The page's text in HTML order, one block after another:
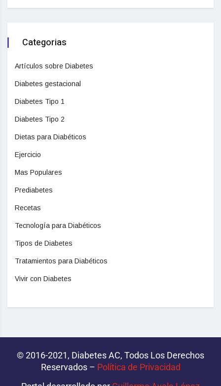
Categorias
Artículos sobre Diabetes
Diabetes gestacional
Diabetes Tipo 1
Diabetes Tipo 2
Dietas para Diabéticos
Ejercicio
Mas Populares
Prediabetes
Recetas
Tecnología para Diabéticos
Tipos de Diabetes
Tratamientos para Diabéticos
Vivir con Diabetes
© 2016-2021, Diabetes AC, Todos Los Derechos
Reservados – Política de Privacidad‌­